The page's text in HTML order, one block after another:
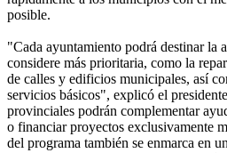
posible.
"Cada ayuntamiento podrá destinar la
considere más prioritaria, como la
de calles y edificios municipales, así
servicios básicos", explicó el
provinciales podrán complementar
o financiar proyectos exclusivamente
del programa también se enmarca en